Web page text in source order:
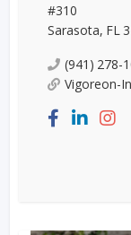
#310
Sarasota, FL
(941) 278-
Vigoreon-